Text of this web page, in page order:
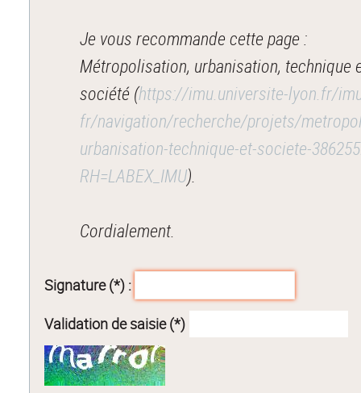
Je vous recommande cette page :
Métropolisation, urbanisation, technique
société (https://imu.universite-lyon.fr/
fr/navigation/recherche/projets/
urbanisation-technique-et-societe-
RH=LABEX_IMU).
Cordialement.
Signature (*) :
Validation de saisie (*)